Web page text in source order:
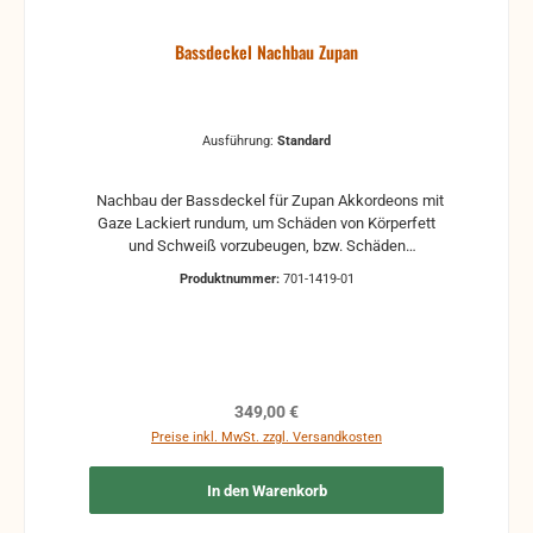
Bassdeckel Nachbau Zupan
Ausführung: Standard
Gaze Lackiert rundum, um Schäden von Körperfett
und Schweiß vorzubeugen, bzw. Schäden
Produktnummer: 701-1419-01
Regulärer Preis:
349,00 €
Preise inkl. MwSt. zzgl. Versandkosten
In den Warenkorb